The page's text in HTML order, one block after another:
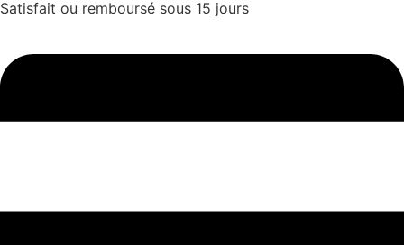
Satisfait ou remboursé sous 15 jours